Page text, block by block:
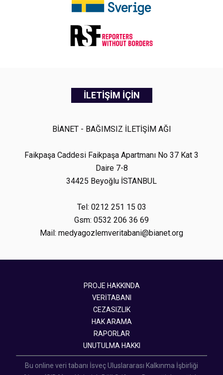
İLETİŞİM İÇİN
BİANET - BAĞIMSIZ İLETİŞİM AĞI
Faikpaşa Caddesi Faikpaşa Apartmanı No 37 Kat 3
Daire 7-8
34425 Beyoğlu İSTANBUL
Tel: 0212 251 15 03
Gsm: 0532 206 36 69
Mail: medyagozlemveritabani@bianet.org
PROJE HAKKINDA
VERİTABANI
CEZASIZLIK
HAK ARAMA
RAPORLAR
UNUTULMA HAKKI
Bu online veri tabanı İsveç Uluslararası Kalkınma İşbirliği